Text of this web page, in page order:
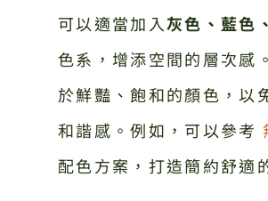
可以適當加入灰色、藍色
色系，增添空間的層次感
於鮮豔、飽和的顏色，以
和諧感。例如，可以參考
配色方案，打造簡約舒適